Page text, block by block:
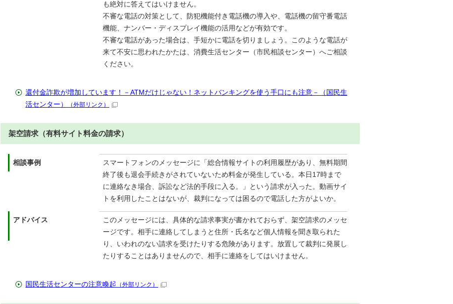
も絶対に答えてはいけません。
不審な電話の対策として、防犯機能付き電話機の導入や、電話機の留守番電話
機能、ナンバー・ディスプレイ機能の活用などが有効です。
不審な電話があった場合は、手短かに電話を切りましょう。このような電話が
来て不安に思われたかたは、消費生活センター（市民相談センター）へご相談
ください。
還付金詐欺が増加しています！－ATMだけじゃない！ネットバンキングを使う手口にも注意－（国民生
活センター）
（外部リンク）
架空請求（有料サイト料金の請求）
相談事例
スマートフォンのメッセージに「総合情報サイトの利用履歴があり、無料期間
終了後も退会手続きがされていないため料金が発生している。本日17時まで
に連絡なき場合、訴訟など法的手段に入る。」という請求が入った。動画サイ
トを利用したことはないが、裁判になっては困るので電話した方がよいか。
アドバイス
このメッセージには、具体的な請求事実が書かれておらず、架空請求のメッセ
ージです。相手に連絡してしまうと住所・氏名など個人情報を聞き取られた
り、いわれのない請求を受けたりする危険があります。放置して裁判に発展し
たりすることはありませんので、相手に連絡をしてはいけません。
国民生活センターの注意喚起 （外部リンク）